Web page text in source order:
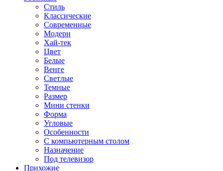
Стиль
Классические
Современные
Модерн
Хай-тек
Цвет
Белые
Венге
Светлые
Темные
Размер
Мини стенки
Форма
Угловые
Особенности
С компьютерным столом
Назначение
Под телевизор
Прихожие